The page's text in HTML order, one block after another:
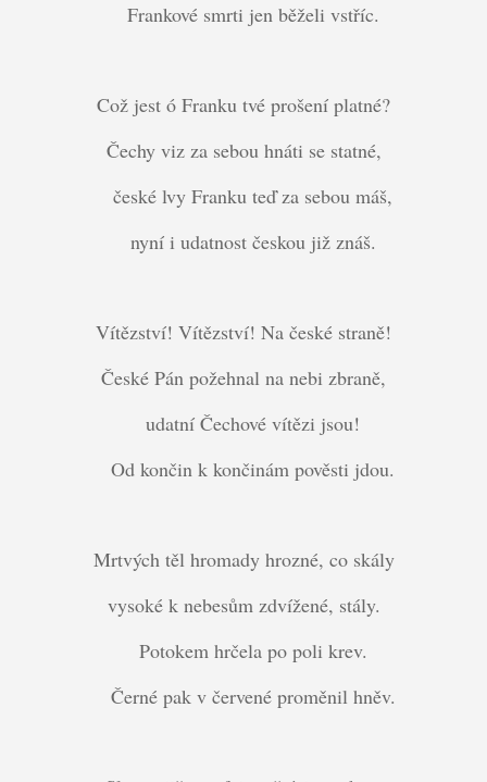
Frankové smrti jen běželi vstříc.
Což jest ó Franku tvé prošení platné?
Čechy viz za sebou hnáti se statné,
české lvy Franku teď za sebou máš,
nyní i udatnost českou již znáš.
Vítězství! Vítězství! Na české straně!
České Pán požehnal na nebi zbraně,
udatní Čechové vítězi jsou!
Od končin k končinám pověsti jdou.
Mrtvých těl hromady hrozné, co skály
vysoké k nebesům zdvížené, stály.
Potokem hrčela po poli krev.
Černé pak v červené proměnil hněv.